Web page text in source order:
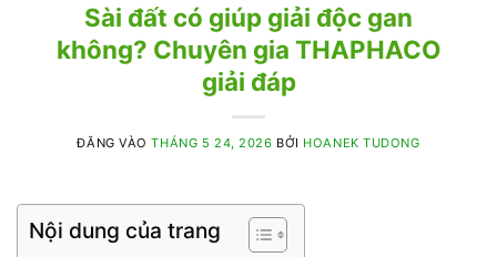
Sài đất có giúp giải độc gan
không? Chuyên gia THAPHACO
giải đáp
ĐĂNG VÀOTHÁNG 5 24, 2026 BỞI HOANEK TUDONG
Nội dung của trang